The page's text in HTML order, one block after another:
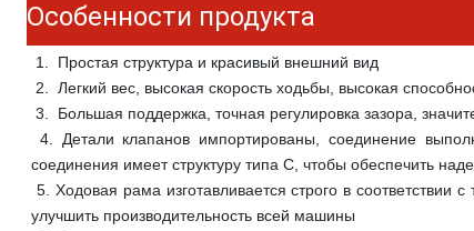
Особенности продукта
1. Простая структура и красивый внешний вид
2. Легкий вес, высокая скорость ходьбы, высокая
3. Большая поддержка, точная регулировка зазора,
4. Детали клапанов импортированы, соединение
соединения имеет структуру типа C, чтобы обеспечить
5. Ходовая рама изготавливается строго в соответствии
улучшить производительность всей машины